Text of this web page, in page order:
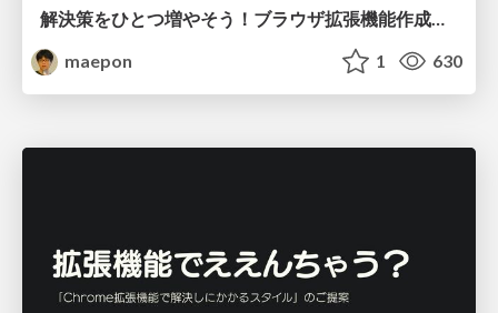
解決策をひとつ増やそう！ブラウザ拡張機能作成のススメ
maepon
1 630